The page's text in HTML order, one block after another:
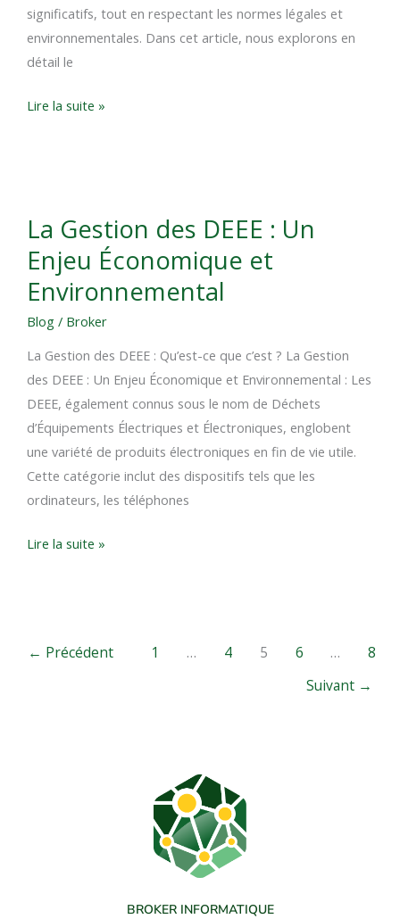
significatifs, tout en respectant les normes légales et
environnementales. Dans cet article, nous explorons en
détail le
Lire la suite »
La Gestion des DEEE : Un
Enjeu Économique et
Environnemental
Blog/ Broker
La Gestion des DEEE : Qu’est-ce que c’est ? La Gestion
des DEEE : Un Enjeu Économique et Environnemental : Les
DEEE, également connus sous le nom de Déchets
d’Équipements Électriques et Électroniques, englobent
une variété de produits électroniques en fin de vie utile.
Cette catégorie inclut des dispositifs tels que les
ordinateurs, les téléphones
Gestion
des
DEEE
Un
Enjeu
Économique
et
Environnemental
Lire la suite »
← Précédent 1 … 4 5 6 …
8
Suivant →
BROKER INFORMATIQUE